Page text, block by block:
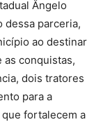
Ângelo
dessa parceria,
ao destinar
as conquistas,
dois tratores
para a
fortalecem a